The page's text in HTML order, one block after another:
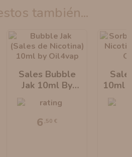
también...
Sales Bubble
Jak 10ml By
6 ,50 €
10ml